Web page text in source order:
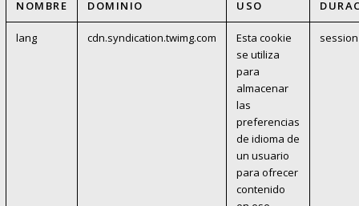
NOMBRE
DOMINIO USO
lang cdn.syndication.twimg.com
Esta cookie
se utiliza
para
almacenar
las
preferencias
de idioma de
un usuario
para ofrecer
contenido
session